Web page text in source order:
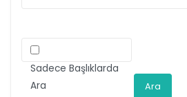
Sadece Başlıklarda
Ara